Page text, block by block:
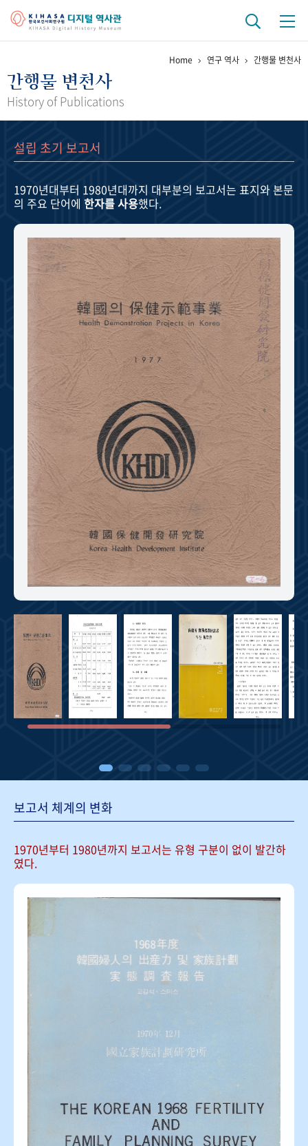
걸어온 길 기관 변천사
정책과 연구 키워드로 보는 연구 역사
연구자들
기록물 아카이브
사진 아카이브 문서 기록물 행정박물 영상 기록물
주년 기념
성과 50선 숫자로 보는 50년 50+1주년 광장
세계와 함께 한 KIHASA
VR 역사관
Home 연구 역사 간행물 변천사
간행물 변천사
History of Publications
설립 초기 보고서
1970년대부터 1980년대까지 대부분의 보고서는 표지와 본문
의 주요 단어에 한자를 사용했다.
보고서 체계의 변화
1970년부터 1980년까지 보고서는 유형 구분이 없이 발간하
였다.